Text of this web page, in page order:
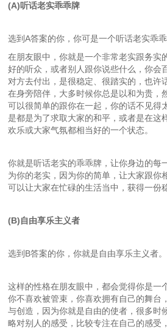
(A)听话老实乖乖牌
选到A答案的你，你可是一个听话老实乖乖
在朋友眼中，你就是一个非常老实跟务实
好的听众，或者别人跟你说些什么，你会
对方去付出，是很稳定、很踏实的，也许
在身旁陪伴，大多时候你总是以和为贵，
可以很简单的跟你在一起，你的话不见得
是都是为了求取大家的和平，或者是在这
欢乐或大家气氛都相当好的一个状态。
你就是听话老实的乖乖牌，让你身边的每
为你的老实，因为你的简单，让大家跟你
可以让大家在忙碌的生活当中，获得一份
(B)自由享乐主义者
选到B答案的你，你就是自由享乐主义者。
这样的性格在朋友眼中，都会觉得你是一
你不喜欢被管束，你喜欢拥有自己的舞台
与创造，因为你就是自由的使者，很多时
略对别人的感受，比较专注在自己的感受